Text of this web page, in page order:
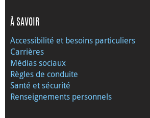
À SAVOIR
Accessibilité et besoins particuliers
Carrières
Médias sociaux
Règles de conduite
Santé et sécurité
Renseignements personnels